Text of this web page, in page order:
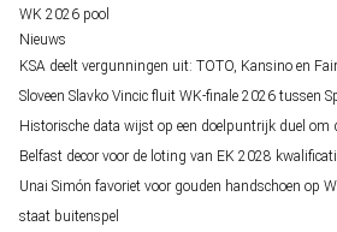
WK 2026 pool
Nieuws
KSA deelt vergunningen uit: TOTO, Kansino en
Sloveen Slavko Vincic fluit WK-finale 2026 tussen
Historische data wijst op een doelpuntrijk duel om
Belfast decor voor de loting van EK 2028
Unai Simón favoriet voor gouden handschoen op
staat buitenspel